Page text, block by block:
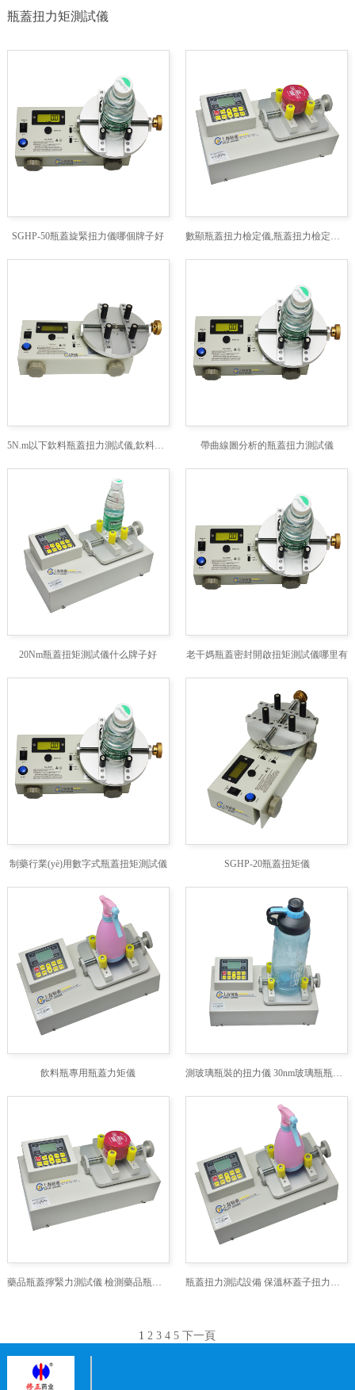
瓶蓋扭力矩測試儀
SGHP-50瓶蓋旋緊扭力儀哪個牌子好 數顯瓶蓋扭力檢定儀,瓶蓋扭力檢定儀,數顯扭力檢定儀
5N.m以下欽料瓶蓋扭力測試儀,欽料瓶蓋專用扭力測試儀 帶曲線圖分析的瓶蓋扭力測試儀
20Nm瓶蓋扭矩測試儀什么牌子好 老干媽瓶蓋密封開啟扭矩測試儀哪里有
制藥行業(yè)用數字式瓶蓋扭矩測試儀 SGHP-20瓶蓋扭矩儀
飲料瓶專用瓶蓋力矩儀 測玻璃瓶裝的扭力儀 30nm玻璃瓶瓶蓋扭力測量儀
藥品瓶蓋擰緊力測試儀 檢測藥品瓶蓋扭力儀 帶數顯的瓶蓋力矩檢測儀 瓶蓋扭力測試設備 保溫杯蓋子扭力測試機 保溫瓶扭矩測試儀
12 3 4 5 下一頁